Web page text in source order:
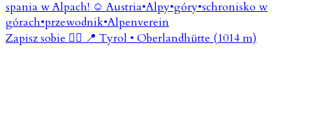
Zapisz sobie 👇🏼 📍 Tyrol • Oberlandhütte (1014 m)